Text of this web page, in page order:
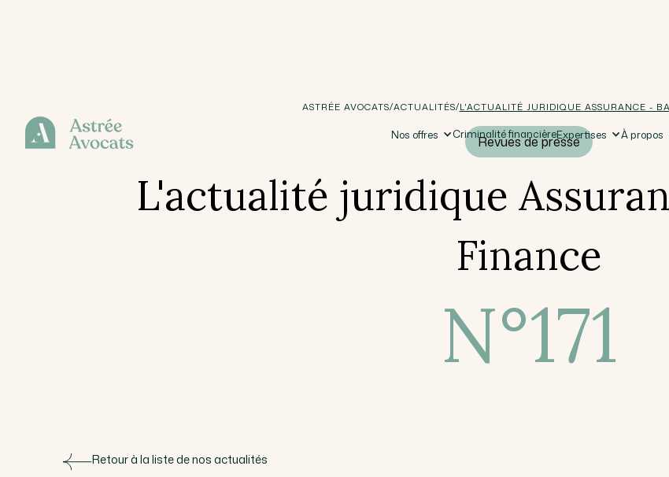
Nos offres Criminalité financièreExpertises À propos
ASTRÉE AVOCATS/ACTUALITÉS/L'ACTUALITÉ JURIDIQUE ASSURANCE -
Revues de presse
L'actualité juridique
Finance
N°171
Retour à la liste de nos actualités